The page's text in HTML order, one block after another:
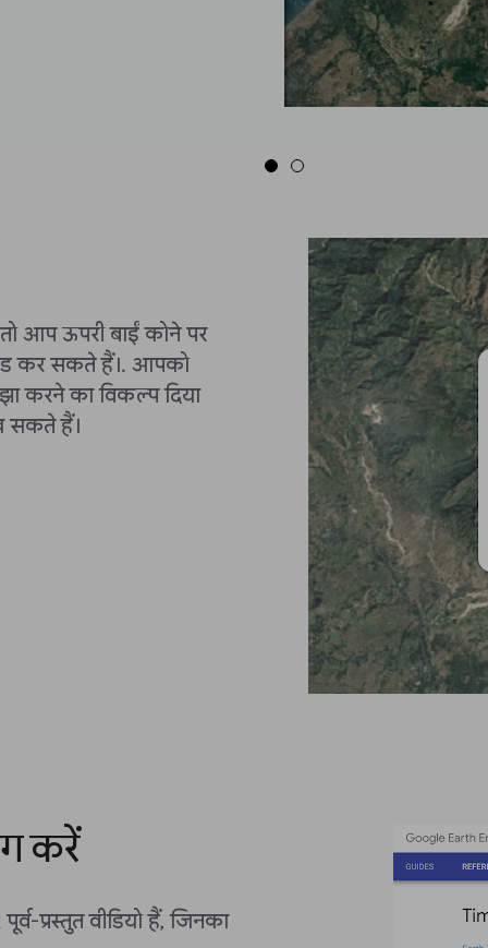
आप ऊपरी बाईं कोने पर
कर सकते हैं।. आपको
करने का विकल्प दिया
सकते हैं।
करें
प्रस्तुत वीडियो हैं, जिनका